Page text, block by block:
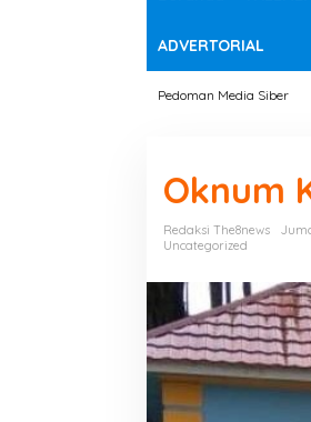
ADVERTORIAL
Pedoman Media Siber
Oknum
Redaksi The8news
Uncategorized